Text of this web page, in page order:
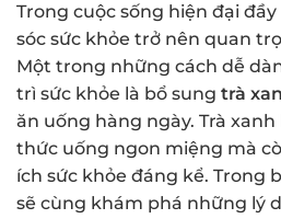
Trong cuộc sống hiện đại
sóc sức khỏe trở nên quan
Một trong những cách dễ
trì sức khỏe là bổ sung trà
ăn uống hàng ngày. Trà
thức uống ngon miệng mà
ích sức khỏe đáng kể. Trong
sẽ cùng khám phá những lý